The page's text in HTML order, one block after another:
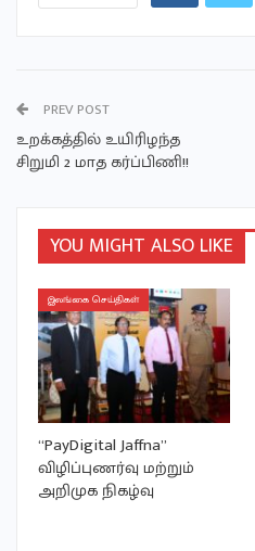
PREV POST
உறக்கத்தில் உயிரிழந்த
சிறுமி 2 மாத கர்ப்பிணி!!
YOU MIGHT ALSO LIKE
இலங்கை செய்திகள்
“PayDigital Jaffna”
விழிப்புணர்வு மற்றும்
அறிமுக நிகழ்வு